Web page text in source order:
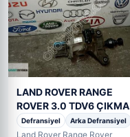
LAND ROVER RANGE
ROVER 3.0 TDV6 ÇIKMA
ARKA DEFRANSİYEL
Defransiyel Arka Defransiyel
Land Rover Range Rover